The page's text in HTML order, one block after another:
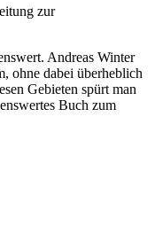
zur
Andreas Winter
ohne dabei überheblich
Gebieten spürt man
Buch zum